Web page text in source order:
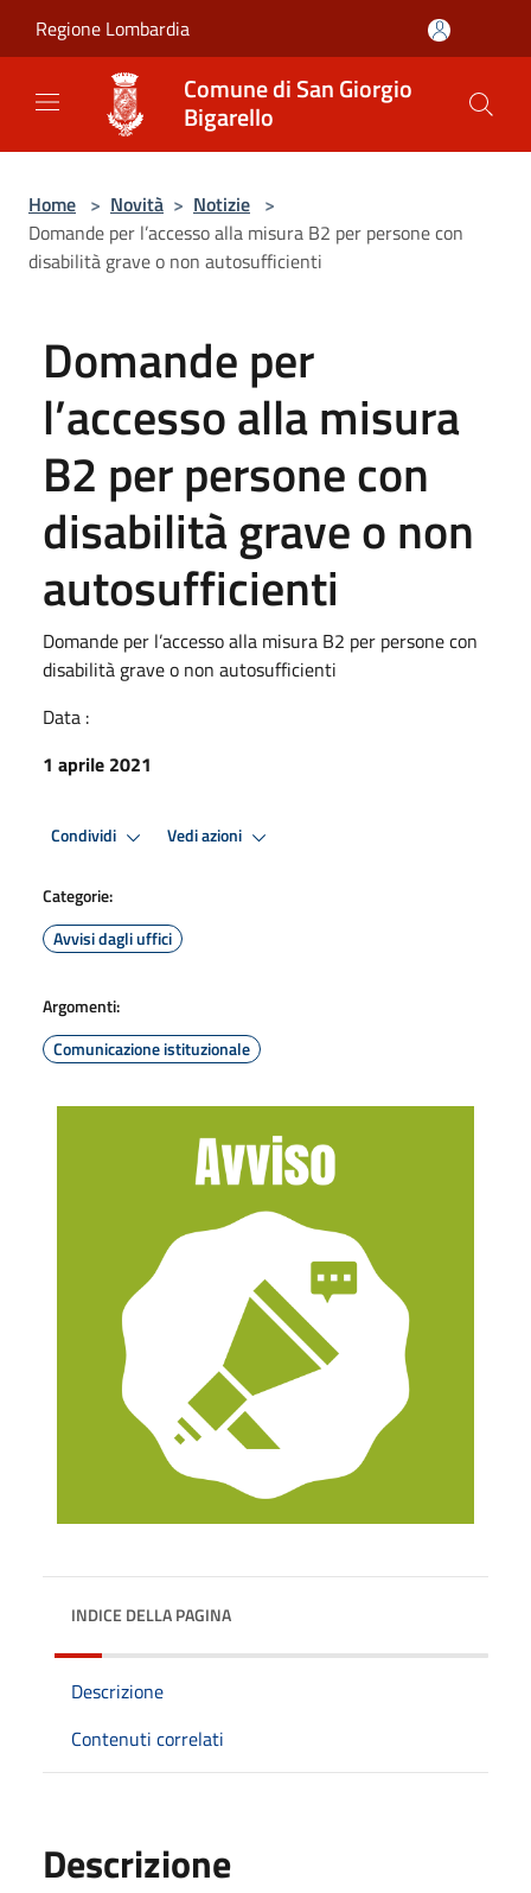
Regione Lombardia
Comune di San Giorgio
Bigarello
Home > Novità > Notizie >
Domande per l’accesso alla misura B2 per persone con
disabilità grave o non autosufficienti
Domande per
l’accesso alla misura
B2 per persone con
disabilità grave o non
autosufficienti
Domande per l’accesso alla misura B2 per persone con
disabilità grave o non autosufficienti
Data :
1 aprile 2021
Condividi Vedi azioni
Categorie:
Avvisi dagli uffici
Argomenti:
Comunicazione istituzionale
INDICE DELLA PAGINA
Descrizione
Contenuti correlati
Descrizione